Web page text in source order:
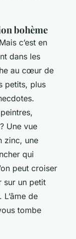
bohème
c’est en
dans les
au cœur de
petits, plus
Une vue
zinc, une
qui
peut croiser
sur un petit
de
tombe